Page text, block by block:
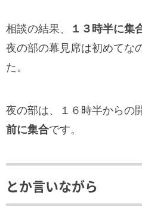
相談の結果、
１３時半に集
夜の部の幕見席は初めてな
た。
夜の部は、１６時半からの
前に集合です。
とか言いながら